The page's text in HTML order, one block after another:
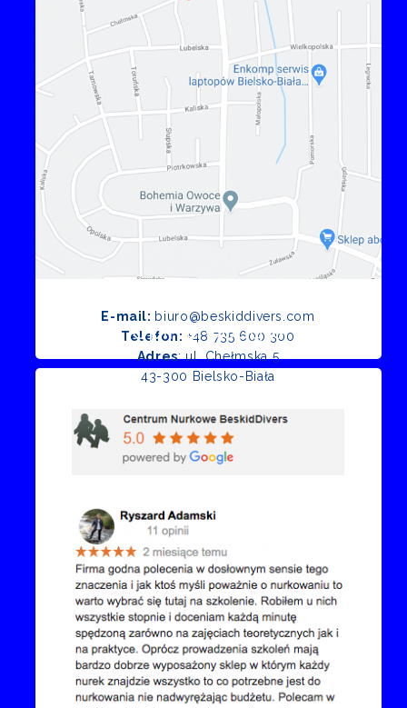
E-mail: biuro@beskiddivers.com
Telefon: +48 735 600 300
Adres: ul. Chełmska 5
43-300 Bielsko-Biała
Opinie Google